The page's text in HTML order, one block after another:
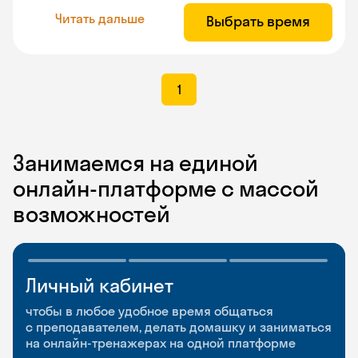
Читать дальше Выбрать время
1
Занимаемся на единой
онлайн-платформе с массой
возможностей
Личный кабинет
чтобы в любое удобное время общаться
с преподавателем, делать домашку и заниматься
на онлайн-тренажерах на одной платформе
Мобильное
приложение
чтобы заниматься и изучать новые слова где
и когда удобно
Разговорные клубы
и Talks
Групповые занятия для разговорной практики
и индивидуальные встречи с преподавателями